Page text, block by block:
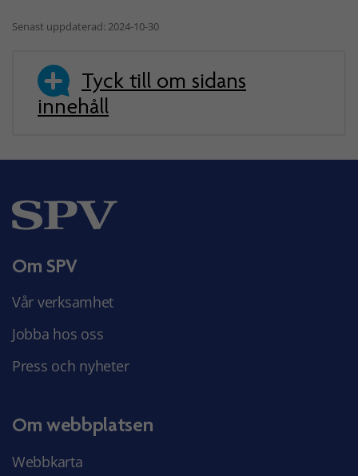
Senast uppdaterad: 2024-10-30
Tyck till om sidans
innehåll
Om SPV
Vår verksamhet
Jobba hos oss
Press och nyheter
Om webbplatsen
Webbkarta